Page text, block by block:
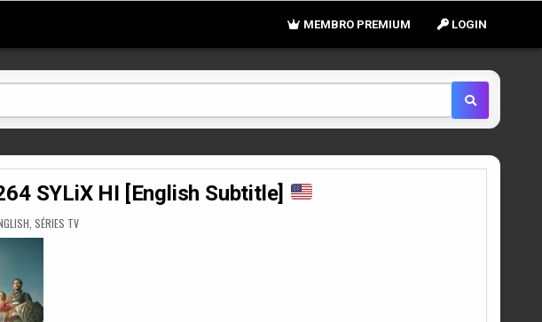
LOGIN
MEMBRO PREMIUM
SYLiX HI [English Subtitle]
SÉRIES TV